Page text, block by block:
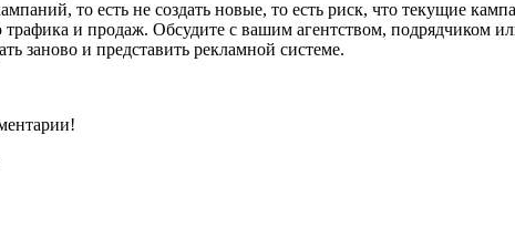
то есть не создать новые, то есть риск, что текущие
и продаж. Обсудите с вашим агентством, подрядчиком
заново и представить рекламной системе.